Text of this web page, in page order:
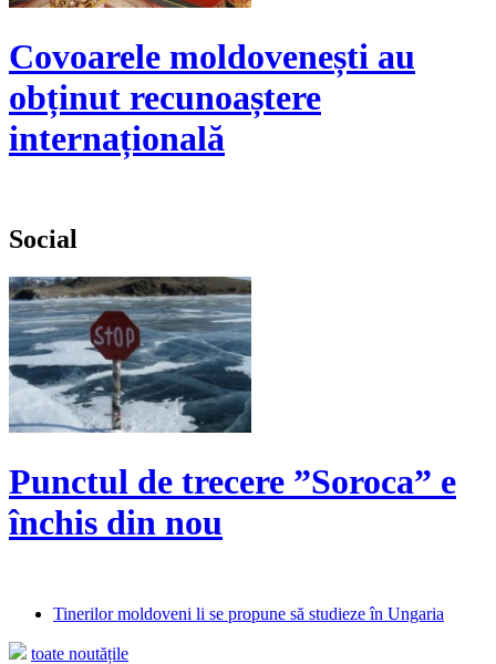
Covoarele moldovenești au
obținut recunoaștere
internațională
Social
Punctul de trecere ”Soroca” e
închis din nou
Tinerilor moldoveni li se propune să studieze în Ungaria
toate noutățile